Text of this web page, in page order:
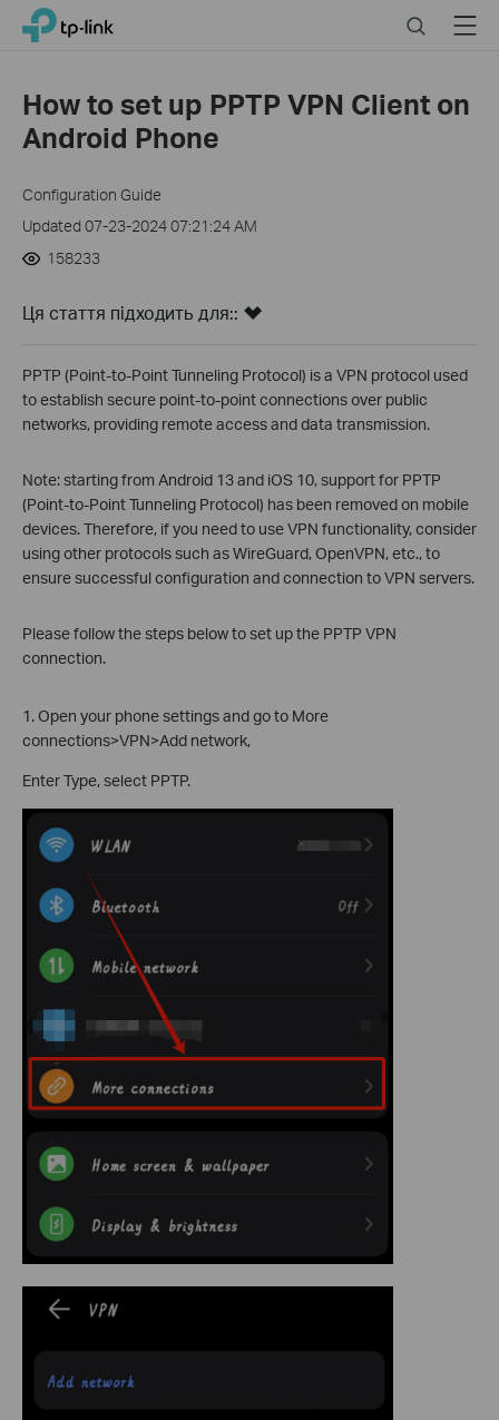
Click
navigation
TP-Link, Reliably Smart SearchMenu
How to set up PPTP VPN Client on
Android Phone
Configuration Guide
Updated 07-23-2024 07:21:24 AM
158233
Ця стаття підходить для::
PPTP (Point-to-Point Tunneling Protocol) is a VPN protocol used
to establish secure point-to-point connections over public
networks, providing remote access and data transmission.
Note: starting from Android 13 and iOS 10, support for PPTP
(Point-to-Point Tunneling Protocol) has been removed on mobile
devices. Therefore, if you need to use VPN functionality, consider
using other protocols such as WireGuard, OpenVPN, etc., to
ensure successful configuration and connection to VPN servers.
Please follow the steps below to set up the PPTP VPN
connection.
1. Open your phone settings and go to More
connections>VPN>Add network,
Enter Type, select PPTP.